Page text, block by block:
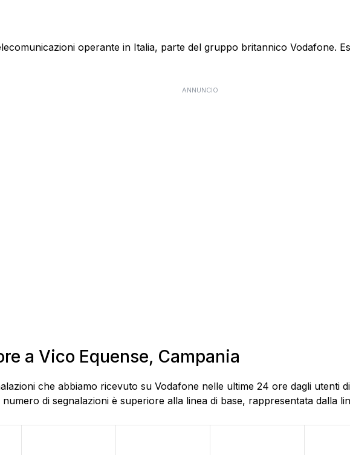
operante in Italia, parte del gruppo britannico Vodafone.
ANNUNCIO
a Vico Equense, Campania
che abbiamo ricevuto su Vodafone nelle ultime 24 ore dagli utenti
di segnalazioni è superiore alla linea di base, rappresentata dalla